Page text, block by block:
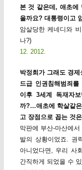
본 것 같은데, 애초에
을까요? 대통령이고
암살당한 케네디와
나?)
12. 2012.
박정희가 그래도 경
드급 인권침해범죄
이후 3세계 독재자
까?…애초에 학살같
고 장점으로 꼽는 것
막판에 부산-마산에
발의 상황이었죠. 권
아니었다면, 우리 사
간직하게 되었을 수